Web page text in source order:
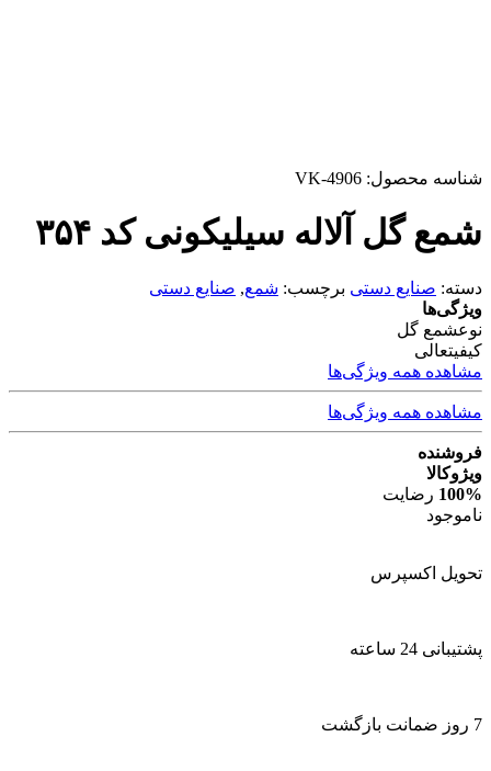
شناسه محصول: VK-4906
شمع گل آلاله سیلیکونی کد ۳۵۴
دسته: صنایع دستی برچسب: شمع, صنایع دستی
ویژگی‌ها
نوعشمع گل
کیفیتعالی
مشاهده همه ویژگی‌ها
مشاهده همه ویژگی‌ها
فروشنده
ویژوکالا
100% رضایت
ناموجود
تحویل اکسپرس
پشتیبانی 24 ساعته
7 روز ضمانت بازگشت